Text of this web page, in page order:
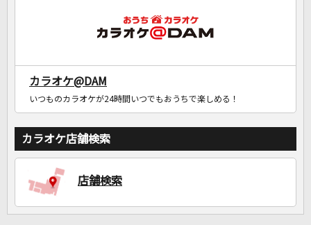
カラオケ@DAM
いつものカラオケが24時間いつでもおうちで楽しめる！
カラオケ店舗検索
店舗検索